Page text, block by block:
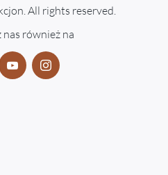
All rights reserved.
nas również na